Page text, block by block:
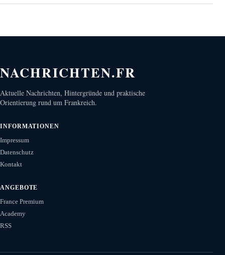
NACHRICHTEN.FR
Aktuelle Nachrichten, Hintergründe und praktische
Orientierung rund um Frankreich.
INFORMATIONEN
Impressum
Datenschutz
Kontakt
ANGEBOTE
France Premium
Academy
RSS